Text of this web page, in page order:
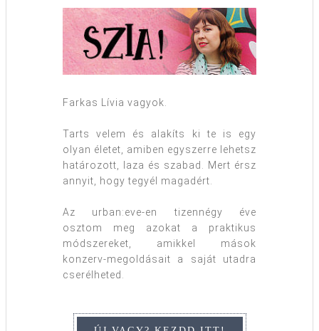
Farkas Lívia vagyok.
Tarts velem és alakíts ki te is egy
olyan életet, amiben egyszerre lehetsz
határozott, laza és szabad. Mert érsz
annyit, hogy tegyél magadért.
Az urban:eve-en tizennégy éve
osztom meg azokat a praktikus
módszereket, amikkel mások
konzerv-megoldásait a saját utadra
cserélheted.